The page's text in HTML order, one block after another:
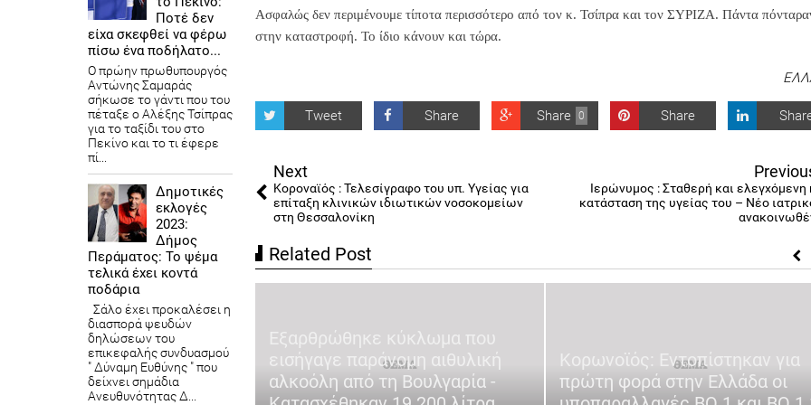
Ασφαλώς δεν περιμένουμε τίποτα περισσότερο από τον κ. Τσίπρα και τον ΣΥΡΙΖΑ. Πάντα
στην καταστροφή. Το ίδιο κάνουν και τώρα.
Tweet Share 0
Share Share
Next
Κοροναϊός : Τελεσίγραφο του υπ. Υγείας για
επίταξη κλινικών ιδιωτικών νοσοκομείων
στη Θεσσαλονίκη
Ιερώνυμος : Σταθερή και ελεγχόμενη
κατάσταση της υγείας του – Νέο
Related Post
στη Μεσσηνία:
που αντιμετώπιζε
προβλήματα ο
που σκότωσε τη
Εξαρθρώθηκε κύκλωμα που
εισήγαγε παράνομη αιθυλική
αλκοόλη από τη Βουλγαρία -
Κορωνοϊός: Εντοπίστηκαν για
πρώτη φορά στην Ελλάδα οι
Ποτέ δεν
είχα σκεφθεί να φέρω
πίσω ένα ποδήλατο...
Ο πρώην πρωθυπουργός
Αντώνης Σαμαράς
σήκωσε το γάντι που του
πέταξε ο Αλέξης Τσίπρας
για το ταξίδι του στο
Πεκίνο και το τι έφερε
πί...
Δημοτικές
εκλογές
2023:
Δήμος
Περάματος: Το ψέμα
τελικά έχει κοντά
ποδάρια
Σάλο έχει προκαλέσει η
διασπορά ψευδών
δηλώσεων του
επικεφαλής συνδυασμού
" Δύναμη Ευθύνης " που
δείχνει σημάδια
Ανευθυνότητας Δ...